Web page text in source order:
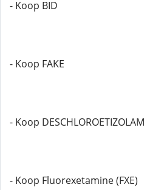
- Koop BID
- Koop FAKE
- Koop DESCHLOROETIZOLAM
- Koop Fluorexetamine (FXE)